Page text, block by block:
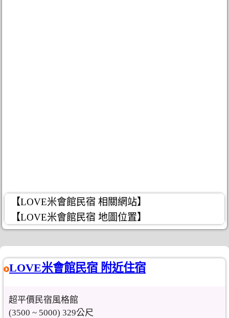
【LOVE米會館民宿 相關網站】
【LOVE米會館民宿 地圖位置】
LOVE米會館民宿 附近住宿
超平價民宿風格館
(3500 ~ 5000) 329公尺